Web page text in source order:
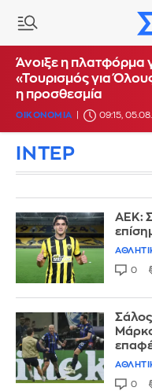
Άνοιξε η πλατφόρμα
«Τουρισμός για
η προσθεσμία
ΟΙΚΟΝΟΜΙΑ 09:15,
ΙΝΤΕΡ
ΑΕΚ:
0
Σάλος
0